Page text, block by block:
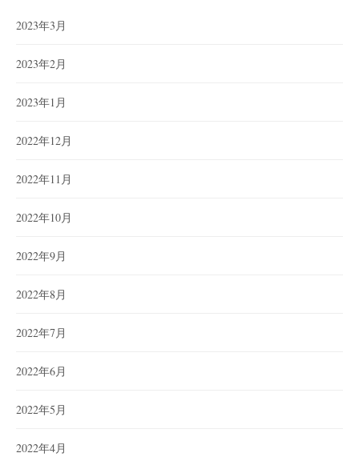
2023年3月
2023年2月
2023年1月
2022年12月
2022年11月
2022年10月
2022年9月
2022年8月
2022年7月
2022年6月
2022年5月
2022年4月